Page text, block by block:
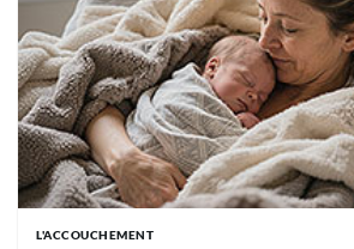
L'ACCOUCHEMENT